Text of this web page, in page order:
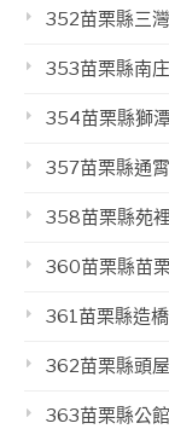
352苗栗縣三
353苗栗縣南
354苗栗縣獅
357苗栗縣通
358苗栗縣苑
360苗栗縣苗
361苗栗縣造
362苗栗縣頭
363苗栗縣公